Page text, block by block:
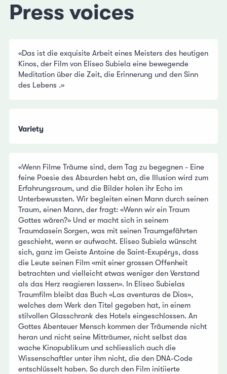
Press voices
«Das ist die exquisite Arbeit eines Meisters des heutigen
Kinos, der Film von Eliseo Subiela eine bewegende
Meditation über die Zeit, die Erinnerung und den Sinn
des Lebens .»
Variety
«Wenn Filme Träume sind, dem Tag zu begegnen - Eine
feine Poesie des Absurden hebt an, die Illusion wird zum
Erfahrungsraum, und die Bilder holen ihr Echo im
Unterbewussten. Wir begleiten einen Mann durch seinen
Traum, einen Mann, der fragt: «Wenn wir ein Traum
Gottes wären?» Und er macht sich in seinem
Traumdasein Sorgen, was mit seinen Traumgefährten
geschieht, wenn er aufwacht. Eliseo Subiela wünscht
sich, ganz im Geiste Antoine de Saint-Exupérys, dass
die Leute seinen Film «mit einer grossen Offenheit
betrachten und vielleicht etwas weniger den Verstand
als das Herz reagieren lassen». In Eliseo Subielas
Traumfilm bleibt das Buch «Las aventuras de Dios»,
welches dem Werk den Titel gegeben hat, in einem
stilvollen Glasschrank des Hotels eingeschlossen. An
Gottes Abenteuer Mensch kommen der Träumende nicht
heran und nicht seine Mitträumer, nicht selbst das
wache Kinopublikum und schliesslich auch die
Wissenschaftler unter ihm nicht, die den DNA-Code
entschlüsselt haben. So durch den Film initiierte